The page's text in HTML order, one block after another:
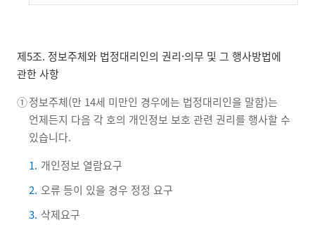
제5조. 정보주체와 법정대리인의 권리·의무 및 그 행사방법에
관한 사항
①정보주체(만 14세 미만인 경우에는 법정대리인을 말함)는
언제든지 다음 각 호의 개인정보 보호 관련 권리를 행사할 수
있습니다.
1. 개인정보 열람요구
2. 오류 등이 있을 경우 정정 요구
3. 삭제요구